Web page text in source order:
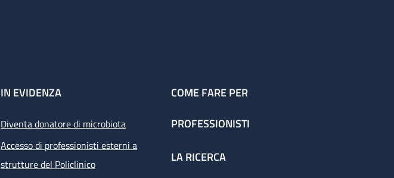
IN EVIDENZA
Diventa donatore di microbiota
Accesso di professionisti esterni a
strutture del Policlinico
COME FARE PER
PROFESSIONISTI
LA RICERCA